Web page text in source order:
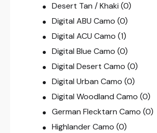
Desert Tan / Khaki (0)
Digital ABU Camo (0)
Digital ACU Camo (1)
Digital Blue Camo (0)
Digital Desert Camo (0)
Digital Urban Camo (0)
Digital Woodland Camo (0)
German Flecktarn Camo (0)
Highlander Camo (0)